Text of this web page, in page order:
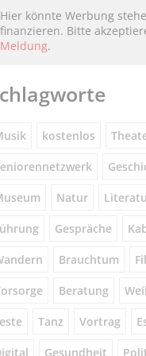
Hier könnte Werbung
finanzieren. Bitte
Meldung.
kostenlos
Natur
Gespräche
Brauchtum
Beratung
Tanz Vortrag
Gesundheit